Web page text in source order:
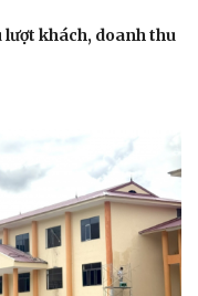
khách, doanh thu